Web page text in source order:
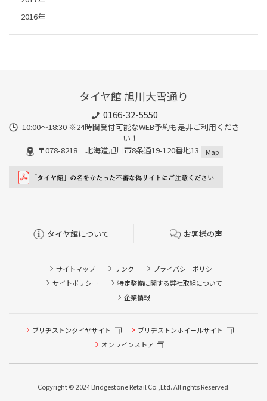
2016年
タイヤ館 旭川大雪通り
0166-32-5550
10:00～18:30 ※24時間受付可能なWEB予約も是非ご利用くださ
い！
〒078-8218 北海道旭川市8条通19-120番地13
Map
タイヤ館について お客様の声
サイトマップ リンク
プライバシーポリシー
サイトポリシー
特定整備に関する弊社取組について
企業情報
ブリヂストンタイヤサイト
ブリヂストンホイールサイト
オンラインストア
Copyright © 2024 Bridgestone Retail Co.,Ltd. All rights Reserved.
タイヤ点検・安全点検/タイヤ履き替え/オイル交換/その他
ピット作業の予約
本日のタイヤ履き替え順番待ち予約 ※クローク契約会員の